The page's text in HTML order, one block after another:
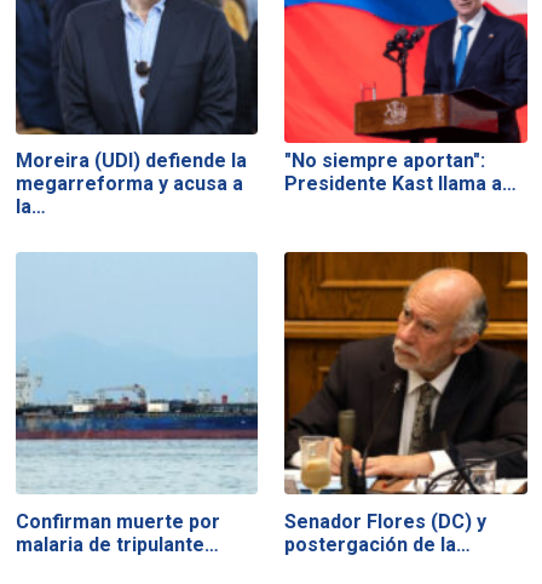
Moreira (UDI) defiende la
megarreforma y acusa a
la…
"No siempre aportan":
Presidente Kast llama a…
Confirman muerte por
malaria de tripulante…
Senador Flores (DC) y
postergación de la…